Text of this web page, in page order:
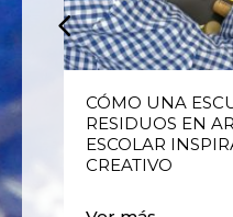
CÓMO UNA
RESIDUOS EN
ESCOLAR
CREATIVO